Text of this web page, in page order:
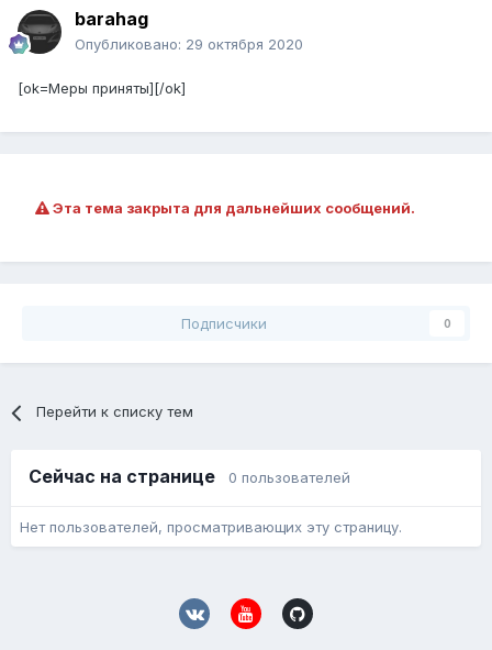
barahag
Опубликовано: 29 октября 2020
[ok=Меры приняты][/ok]
Эта тема закрыта для дальнейших сообщений.
Подписчики 0
Перейти к списку тем
Сейчас на странице 0 пользователей
Нет пользователей, просматривающих эту страницу.